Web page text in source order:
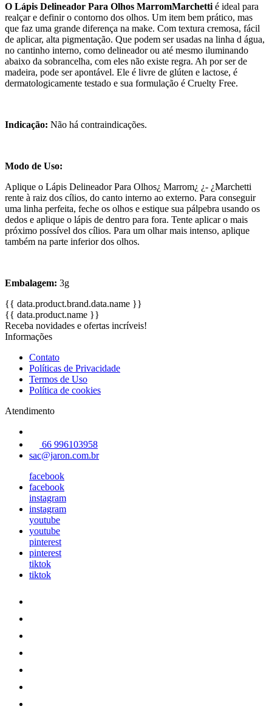
O Lápis Delineador Para Olhos MarromMarchetti é ideal para
realçar e definir o contorno dos olhos. Um item bem prático, mas
que faz uma grande diferença na make. Com textura cremosa, fácil
de aplicar, alta pigmentação. Que podem ser usadas na linha d água,
no cantinho interno, como delineador ou até mesmo iluminando
abaixo da sobrancelha, com eles não existe regra. Ah por ser de
madeira, pode ser apontável. Ele é livre de glúten e lactose, é
dermatologicamente testado e sua formulação é Cruelty Free.
Indicação: Não há contraindicações.
Modo de Uso:
Aplique o Lápis Delineador Para Olhos¿ Marrom¿ ¿- ¿Marchetti
rente à raiz dos cílios, do canto interno ao externo. Para conseguir
uma linha perfeita, feche os olhos e estique sua pálpebra usando os
dedos e aplique o lápis de dentro para fora. Tente aplicar o mais
próximo possível dos cílios. Para um olhar mais intenso, aplique
também na parte inferior dos olhos.
Embalagem: 3g
{{ data.product.brand.data.name }}
{{ data.product.name }}
Receba novidades e ofertas incríveis!
Informações
Contato
Políticas de Privacidade
Termos de Uso
Política de cookies
Atendimento
66 996103958
sac@jaron.com.br
facebook
facebook
instagram
instagram
youtube
youtube
pinterest
pinterest
tiktok
tiktok